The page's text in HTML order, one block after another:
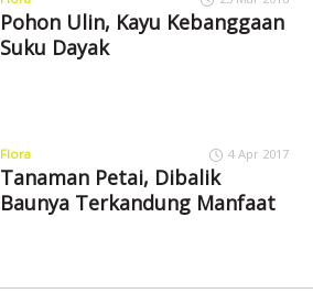
Pohon Ulin, Kayu Kebanggaan
Suku Dayak
Flora 4 Apr 2017
Tanaman Petai, Dibalik
Baunya Terkandung Manfaat